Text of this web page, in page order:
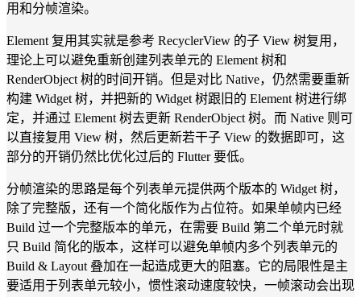
用和分帧渲染。
Element 复用其实就是参考 RecyclerView 的子 View 树复用，
理论上可以避免重新创建列表单元的 Element 树和
RenderObject 树的时间开销。但是对比 Native，仍然需要重新
构建 Widget 树，并把新的 Widget 树跟旧的 Element 树进行绑
定，并通过 Element 树去更新 RenderObject 树。而 Native 则可
以直接复用 View 树，然后更新若干子 View 的数据即可，这
部分的开销仍然比优化过后的 Flutter 要低。
分帧渲染的思路是每个列表单元提供两个版本的 Widget 树，
除了完整版，还有一个简化版作为占位符。如果单帧内已经
Build 过一个完整版本的单元，在需要 Build 第二个单元时就
只 Build 简化的版本，这样可以避免单帧内多个列表单元的
Build & Layout 叠加在一起造成更大的阻塞。它的局限性是主
要适用于列表单元较小，惯性滚动速度较快，一帧滚动会出现